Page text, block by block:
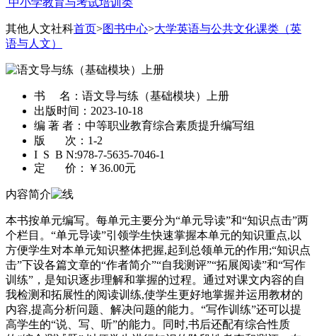
中小学教育与考试培训类
其他人文社科首页>图书中心>大学英语与公共文化课类（英
语与人文）
书 名： 语文导与练（基础模块）上册
出版时间： 2023-10-18
编 著 者： 中等职业教育综合素质提升编写组
版 次： 1-2
I S B N:978-7-5635-7046-1
定 价：
￥36.00元
内容简介
本书按单元编写。每单元主要分为“单元导读”和“知识点击”两
个栏目。“单元导读”引领学生快速掌握本单元的知识重点,以
方便学生对本单元知识整体把握,起到总领单元的作用;“知识点
击”下设各篇文章的“作者简介”“自我测评”“拓展阅读”和“写作
训练”，是知识逐步理解和掌握的过程。通过对课文内容的自
我检测和拓展性的阅读训练,使学生更好地掌握并运用教材的
内容,提高分析问题、解决问题的能力。“写作训练”还可以提
高学生的“说、写、听”的能力。同时,书后还配有综合性质